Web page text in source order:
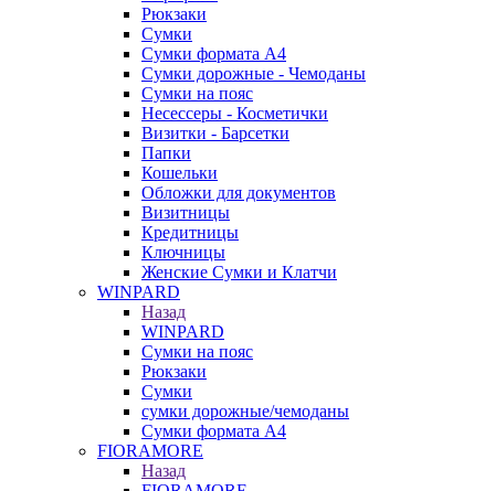
Рюкзаки
Сумки
Сумки формата А4
Сумки дорожные - Чемоданы
Сумки на пояс
Несессеры - Косметички
Визитки - Барсетки
Папки
Кошельки
Обложки для документов
Визитницы
Кредитницы
Ключницы
Женские Сумки и Клатчи
WINPARD
Назад
WINPARD
Сумки на пояс
Рюкзаки
Сумки
сумки дорожные/чемоданы
Сумки формата А4
FIORAMORE
Назад